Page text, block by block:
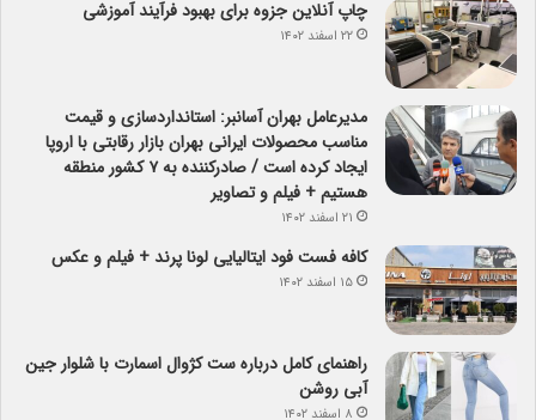
چاپ آنلاین جزوه برای بهبود فرآیند آموزشی
۲۲ اسفند ۱۴۰۲
مدیرعامل بهران آسانبر: استانداردسازی و قیمت
مناسب محصولات ایرانی بهران بازار رقابتی با اروپا
ایجاد کرده است / صادرکننده به ۷ کشور منطقه
هستیم + فیلم و تصاویر
۲۱ اسفند ۱۴۰۲
کافه فست فود ایتالیایی لونا پرند + فیلم و عکس
۱۵ اسفند ۱۴۰۲
راهنمای کامل درباره ست کژوال اسمارت با شلوار جین
آبی روشن
۸ اسفند ۱۴۰۲